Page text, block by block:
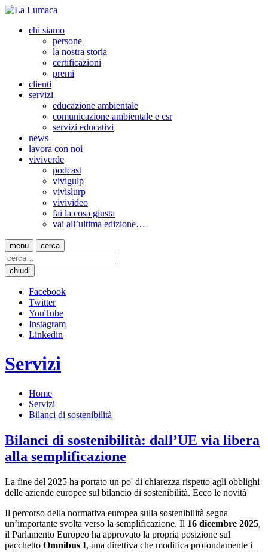
chi siamo
persone
la nostra storia
certificazioni
premi
clienti
servizi
educazione ambientale
comunicazione ambientale e csr
servizi educativi
news
lavora con noi
viviverde
podcast
vivigulp
vivislurp
vivivideo
fai la cosa giusta
vai all’ultima edizione…
menu cerca
chiudi
Facebook
Twitter
YouTube
Instagram
Linkedin
Servizi
Home
Servizi
Bilanci di sostenibilità
Bilanci di sostenibilità: dall’UE via libera
alla semplificazione
La fine del 2025 ha portato un po' di chiarezza rispetto agli obblighi
delle aziende europee sul bilancio di sostenibilità. Ecco le novità
Il percorso della normativa europea sulla sostenibilità segna
un’importante svolta verso la semplificazione. Il 16 dicembre 2025,
il Parlamento Europeo ha approvato la propria posizione sul
pacchetto Omnibus I, una direttiva che modifica profondamente i